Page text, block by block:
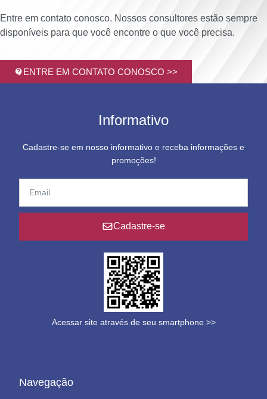
Entre em contato conosco. Nossos consultores estão sempre
disponíveis para que você encontre o que você precisa.
ENTRE EM CONTATO CONOSCO >>
Informativo
Cadastre-se em nosso informativo e receba informações e
promoções!
Cadastre-se
Acessar site através de seu smartphone >>
Navegação